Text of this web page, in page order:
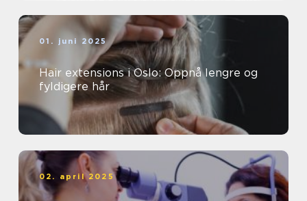
01. juni 2025
Hair extensions i Oslo: Oppnå lengre og
fyldigere hår
02. april 2025